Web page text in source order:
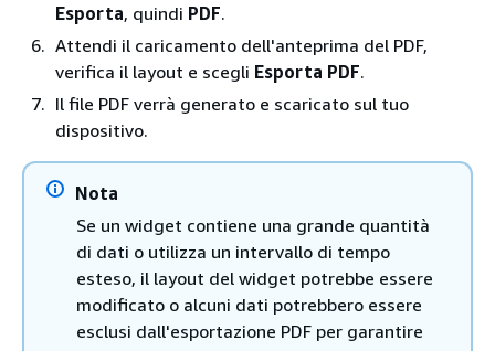
Esporta, quindi PDF.
Attendi il caricamento dell'anteprima del PDF,
verifica il layout e scegli Esporta PDF.
Il file PDF verrà generato e scaricato sul tuo
dispositivo.
Nota
Se un widget contiene una grande quantità
di dati o utilizza un intervallo di tempo
esteso, il layout del widget potrebbe essere
modificato o alcuni dati potrebbero essere
esclusi dall'esportazione PDF per garantire